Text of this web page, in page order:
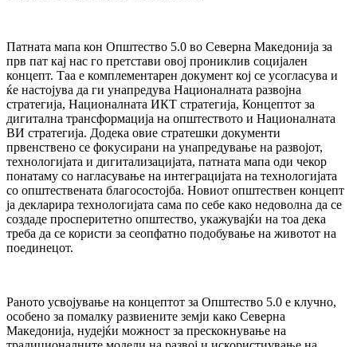
Патната мапа кон Општество 5.0 во Северна Македонија за
прв пат кај нас го претстави овој прониклив социјален
концепт. Таа е комплементарен документ кој се усогласува и
ќе настојува да ги унапредува Националната развојна
стратегија, Националната ИКТ стратегија, Концептот за
дигитална трансформација на општеството и Националната
ВИ стратегија. Додека овие стратешки документи
првенствено се фокусирани на унапредување на развојот,
технологијата и дигитализацијата, патната мапа оди чекор
понатаму со нагласување на интеграцијата на технологијата
со општествената благосостојба. Новиот општествен концепт
ја декларира технологијата сама по себе како недоволна да се
создаде просперитетно општество, укажувајќи на тоа дека
треба да се користи за сеопфатно подобување на животот на
поединецот.
Раното усвојување на концептот за Општество 5.0 е клучно,
особено за помалку развиените земји како Северна
Македонија, нудејќи можност за прескокнување на